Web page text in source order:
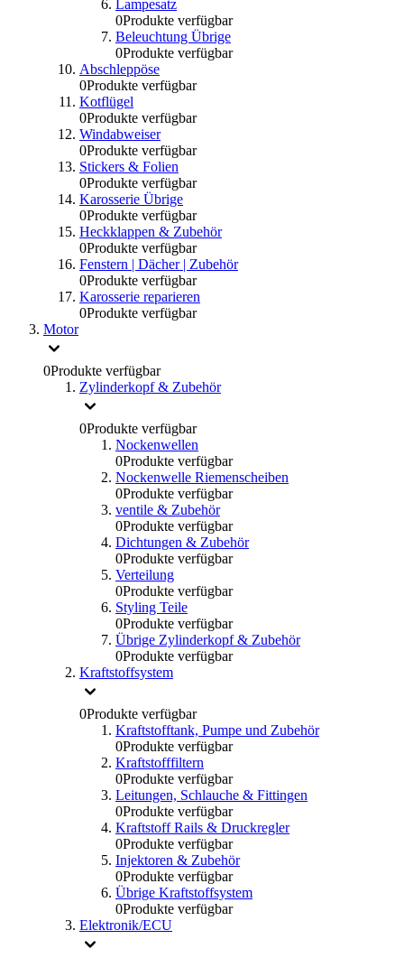
Lampesatz
0Produkte verfügbar
Beleuchtung Übrige
0Produkte verfügbar
Abschleppöse
0Produkte verfügbar
Kotflügel
0Produkte verfügbar
Windabweiser
0Produkte verfügbar
Stickers & Folien
0Produkte verfügbar
Karosserie Übrige
0Produkte verfügbar
Heckklappen & Zubehör
0Produkte verfügbar
Fenstern | Dächer | Zubehör
0Produkte verfügbar
Karosserie reparieren
0Produkte verfügbar
Motor
0Produkte verfügbar
Zylinderkopf & Zubehör
0Produkte verfügbar
Nockenwellen
0Produkte verfügbar
Nockenwelle Riemenscheiben
0Produkte verfügbar
ventile & Zubehör
0Produkte verfügbar
Dichtungen & Zubehör
0Produkte verfügbar
Verteilung
0Produkte verfügbar
Styling Teile
0Produkte verfügbar
Übrige Zylinderkopf & Zubehör
0Produkte verfügbar
Kraftstoffsystem
0Produkte verfügbar
Kraftstofftank, Pumpe und Zubehör
0Produkte verfügbar
Kraftstofffiltern
0Produkte verfügbar
Leitungen, Schlauche & Fittingen
0Produkte verfügbar
Kraftstoff Rails & Druckregler
0Produkte verfügbar
Injektoren & Zubehör
0Produkte verfügbar
Übrige Kraftstoffsystem
0Produkte verfügbar
Elektronik/ECU